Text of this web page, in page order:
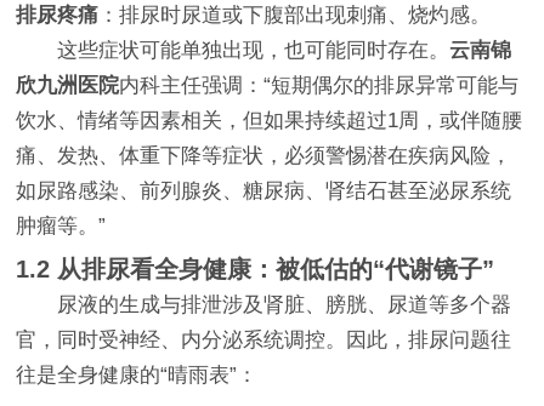
排尿疼痛 ：排尿时尿道或下腹部出现刺痛、烧灼感。
这些症状可能单独出现，也可能同时存在。云南锦
欣九洲医院内科主任强调：“短期偶尔的排尿异常可能与
饮水、情绪等因素相关，但如果持续超过1周，或伴随腰
痛、发热、体重下降等症状，必须警惕潜在疾病风险，
如尿路感染、前列腺炎、糖尿病、肾结石甚至泌尿系统
肿瘤等。”
1.2 从排尿看全身健康：被低估的“代谢镜子”
尿液的生成与排泄涉及肾脏、膀胱、尿道等多个器
官，同时受神经、内分泌系统调控。因此，排尿问题往
往是全身健康的“晴雨表”：